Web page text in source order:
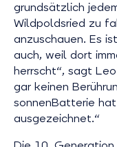
grundsätzlich
Wildpoldsried zu
anzuschauen. Es
auch, weil dort
herrscht“, sagt
gar keinen
sonnenBatterie
ausgezeichnet.“